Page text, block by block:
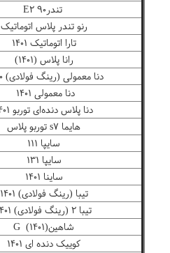
تندر۹۰ E۲
رنو تندر پلاس اتوماتیک
تارا اتوماتیک ۱۴۰۱
رانا پلاس (۱۴۰۱)
دنا معمولی (رینگ فولادی) ۱۴۰۰
دنا معمولی ۱۴۰۱
دنا پلاس دنده‌ای توربو ۱۴۰۱
هایما s۷ توربو پلاس
سایپا ۱۱۱
سایپا ۱۳۱
ساینا ۱۴۰۱
تیبا (رینگ فولادی) ۱۴۰۱
تیبا ۲ (رینگ فولادی) ۱۴۰۱
شاهینG (۱۴۰۱)
کوییک دنده ای ۱۴۰۱